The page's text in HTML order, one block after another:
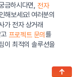
금하시다면,전자
해보세요! 여러분의
가 전자 상거래
프로젝트 문의 를
이 최적의 솔루션을
↑